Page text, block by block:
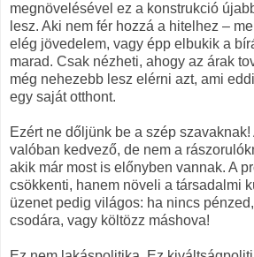
megnövelésével ez a konstrukció
lesz. Aki nem fér hozzá a hitelhez –
elég jövedelem, vagy épp elbukik a
marad. Csak nézheti, ahogy az árak
még nehezebb lesz elérni azt, ami
egy saját otthont.
Ezért ne dőljünk be a szép szavaknak!
valóban kedvező, de nem a
akik már most is előnyben vannak. A
csökkenti, hanem növeli a társadalmi
üzenet pedig világos: ha nincs
csodára, vagy költözz máshova!